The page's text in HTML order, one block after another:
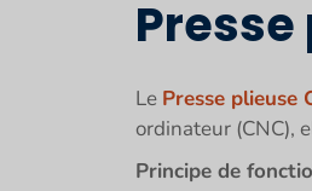
Le Presse plieuse
ordinateur (CNC),
Principe de